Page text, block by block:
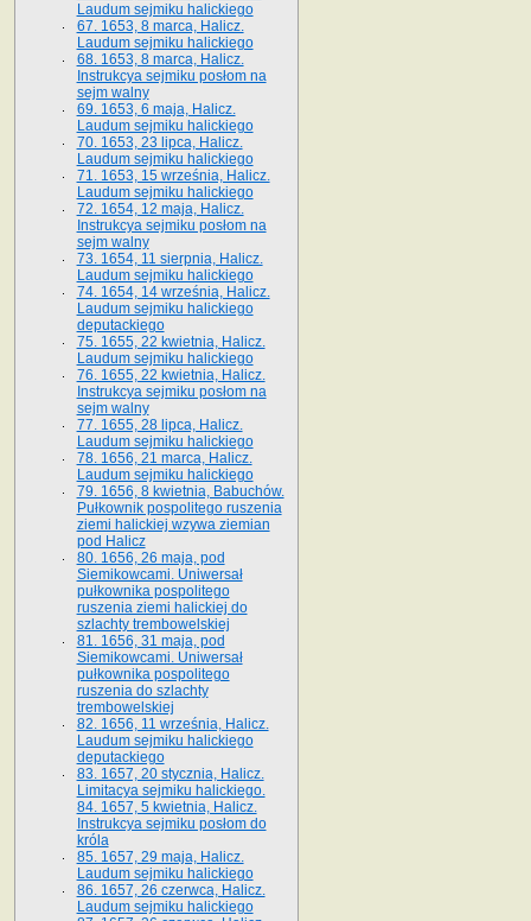
Laudum sejmiku halickiego
67. 1653, 8 marca, Halicz.
Laudum sejmiku halickiego
68. 1653, 8 marca, Halicz.
Instrukcya sejmiku posłom na
sejm walny
69. 1653, 6 maja, Halicz.
Laudum sejmiku halickiego
70. 1653, 23 lipca, Halicz.
Laudum sejmiku halickiego
71. 1653, 15 września, Halicz.
Laudum sejmiku halickiego
72. 1654, 12 maja, Halicz.
Instrukcya sejmiku posłom na
sejm walny
73. 1654, 11 sierpnia, Halicz.
Laudum sejmiku halickiego
74. 1654, 14 września, Halicz.
Laudum sejmiku halickiego
deputackiego
75. 1655, 22 kwietnia, Halicz.
Laudum sejmiku halickiego
76. 1655, 22 kwietnia, Halicz.
Instrukcya sejmiku posłom na
sejm walny
77. 1655, 28 lipca, Halicz.
Laudum sejmiku halickiego
78. 1656, 21 marca, Halicz.
Laudum sejmiku halickiego
79. 1656, 8 kwietnia, Babuchów.
Pułkownik pospolitego ruszenia
ziemi halickiej wzywa ziemian
pod Halicz
80. 1656, 26 maja, pod
Siemikowcami. Uniwersał
pułkownika pospolitego
ruszenia ziemi halickiej do
szlachty trembowelskiej
81. 1656, 31 maja, pod
Siemikowcami. Uniwersał
pułkownika pospolitego
ruszenia do szlachty
trembowelskiej
82. 1656, 11 września, Halicz.
Laudum sejmiku halickiego
deputackiego
83. 1657, 20 stycznia, Halicz.
Limitacya sejmiku halickiego.
84. 1657, 5 kwietnia, Halicz.
Instrukcya sejmiku posłom do
króla
85. 1657, 29 maja, Halicz.
Laudum sejmiku halickiego
86. 1657, 26 czerwca, Halicz.
Laudum sejmiku halickiego